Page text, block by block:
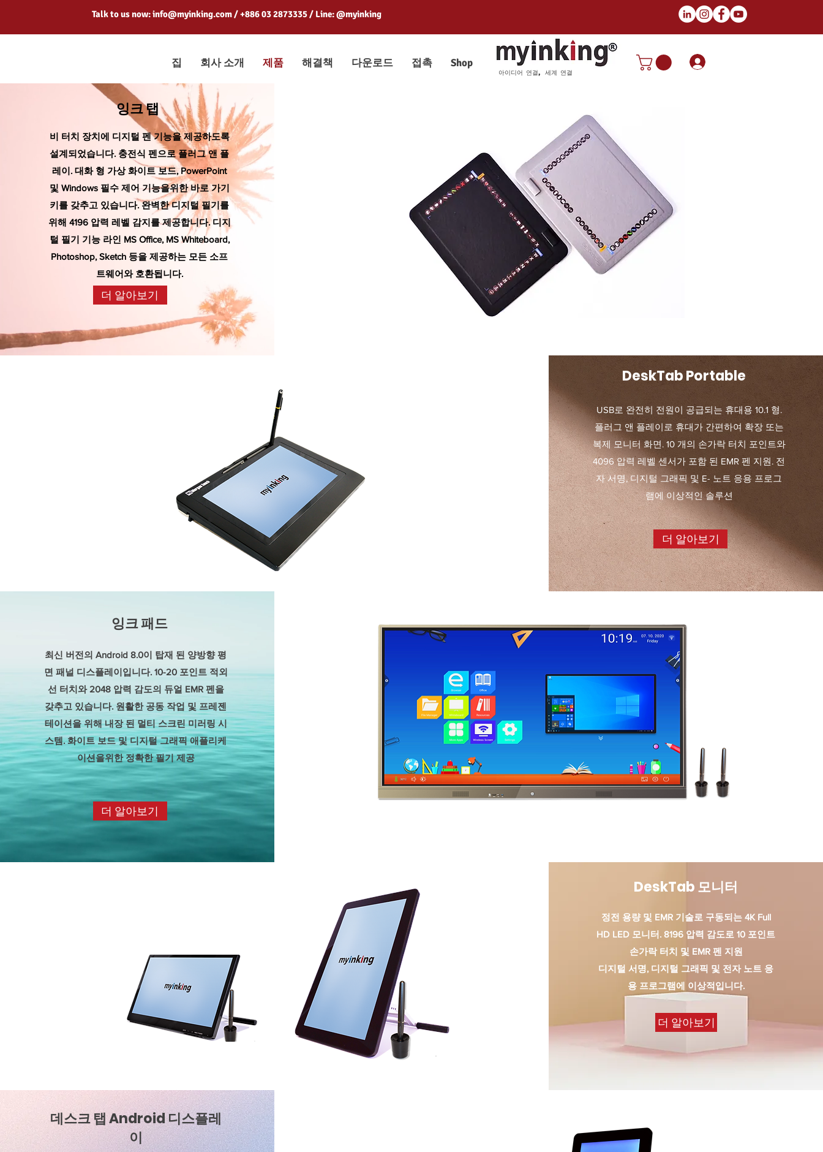
Talk to us now:info@myinking.com/ +886 03 2873335 / Line: @myinking
집 회사 소개 제품 해결책 다운로드 접촉 Shop
아이디어 연결, 세계 연결
잉크 탭
비 터치 장치에 디지털 펜 기능을 제공하도록
설계되었습니다. 충전식 펜으로 플러그 앤 플
레이. 대화 형 가상 화이트 보드, PowerPoint
및 Windows 필수 제어 기능을위한 바로 가기
키를 갖추고 있습니다. 완벽한 디지털 필기를
위해 4196 압력 레벨 감지를 제공합니다. 디지
털 필기 기능 라인 MS Office, MS Whiteboard,
Photoshop, Sketch 등을 제공하는 모든 소프
트웨어와 호환됩니다.
더 알아보기
DeskTab Portable
USB로 완전히 전원이 공급되는 휴대용 10.1 형.
플러그 앤 플레이로 휴대가 간편하여 확장 또는
복제 모니터 화면. 10 개의 손가락 터치 포인트와
4096 압력 레벨 센서가 포함 된 EMR 펜 지원. 전
자 서명, 디지털 그래픽 및 E- 노트 응용 프로그
램에 이상적인 솔루션
더 알아보기
잉크 패드
최신 버전의 Android 8.0이 탑재 된 양방향 평
면 패널 디스플레이입니다. 10-20 포인트 적외
선 터치와 2048 압력 감도의 듀얼 EMR 펜을
갖추고 있습니다. 원활한 공동 작업 및 프레젠
테이션을 위해 내장 된 멀티 스크린 미러링 시
스템. 화이트 보드 및 디지털 그래픽 애플리케
이션을위한 정확한 필기 제공
더 알아보기
DeskTab 모니터
정전 용량 및 EMR 기술로 구동되는 4K Full
HD LED 모니터. 8196 압력 감도로 10 포인트
손가락 터치 및 EMR 펜 지원
디지털 서명, 디지털 그래픽 및 전자 노트 응
용 프로그램에 이상적입니다.
더 알아보기
데스크 탭 Android 디스플레
이